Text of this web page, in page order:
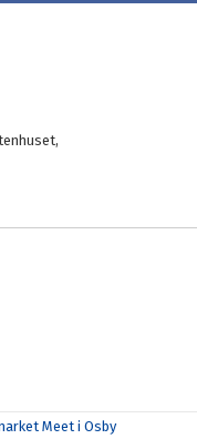
Meet i Osby